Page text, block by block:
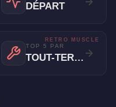
DÉPART
TOP 5 PAR
TOUT-TERRAIN
RETRO MUSCLE